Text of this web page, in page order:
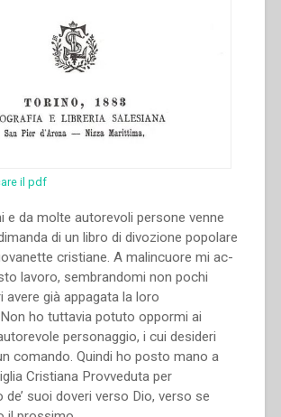
il pdf
e da molte autorevoli persone venne
di un libro di divozione popolare
cristiane. A malincuore mi ac­
lavoro, sembrandomi non pochi
avere già appagata la loro
ho tuttavia po­tuto oppormi ai
personaggio, i cui desideri
comando. Quindi ho posto mano a
Cristiana Provveduta per
de’ suoi doveri verso Dio, verso se